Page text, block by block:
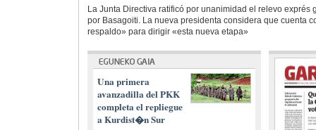
La Junta Directiva ratificó por unanimidad el relevo exprés
por Basagoiti. La nueva presidenta considera que cuenta
respaldo» para dirigir «esta nueva etapa»
Una primera
avanzadilla del PKK
completa el repliegue
a Kurdist�n Sur